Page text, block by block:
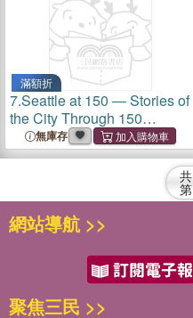
滿額折
7.Seattle at 150 ― Stories of
the City Through 150
Objects from the Seattle
Municipal Archives
無庫存
共
第
網站導航 >>
聚焦三民 >>